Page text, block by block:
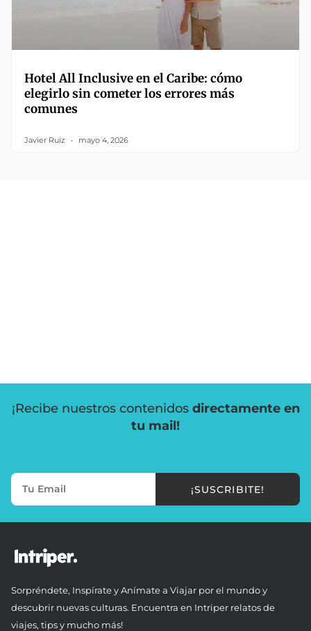
Hotel All Inclusive en el Caribe: cómo
elegirlo sin cometer los errores más
comunes
Javier Ruiz mayo 4, 2026
¡Recibe nuestros contenidos directamente en
tu mail!
¡SUSCRIBITE!
Sorpréndete, Inspírate y Anímate a Viajar por el mundo y
descubrir nuevas culturas. Encuentra en Intriper relatos de
viajes, tips y mucho más!